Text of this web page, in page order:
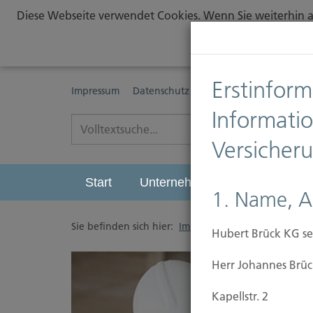
Diese Webseite verwendet Cookies. Wenn Sie
Impressum Datenschutz Erstinformationspflichten
Start Unternehmen
Sie befinden sich hier: Immobilien Versicherung
1. Name,
Hubert Brück KG
Herr Johannes
Kapellstr. 2